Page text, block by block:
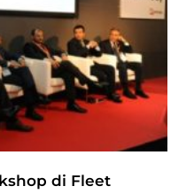
di Fleet